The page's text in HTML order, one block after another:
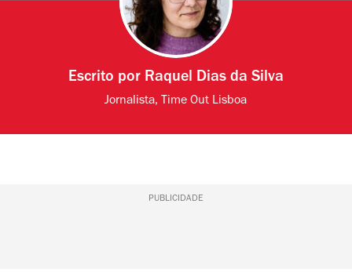
Escrito por Raquel Dias da Silva
Jornalista, Time Out Lisboa
PUBLICIDADE